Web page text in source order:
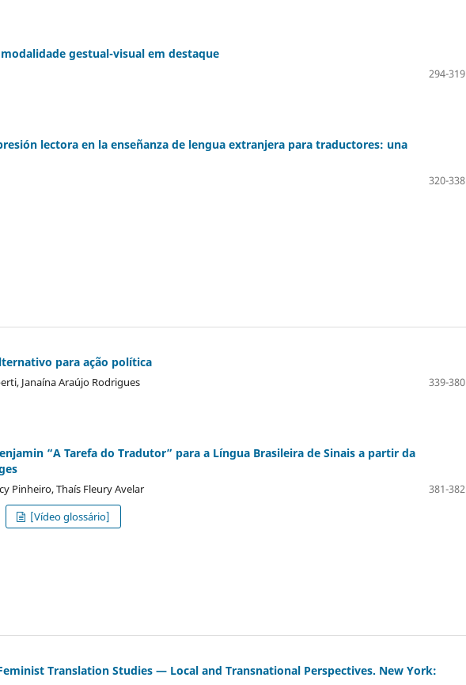
gestual-visual em destaque
294-319
lectora en la enseñanza de lengua extranjera para traductores: una
320-338
para ação política
Janaína Araújo Rodrigues
339-380
“A Tarefa do Tradutor” para a Língua Brasileira de Sinais a partir da
Pinheiro, Thaís Fleury Avelar
381-382
[Vídeo glossário]
Feminist Translation Studies — Local and Transnational Perspectives. New York: